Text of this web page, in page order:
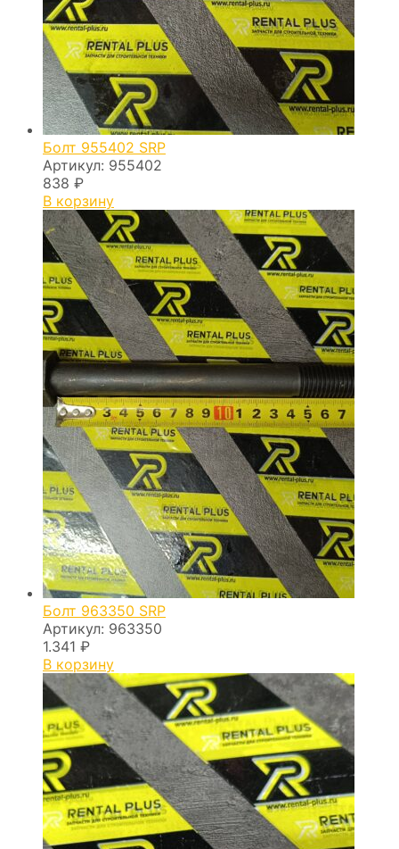
Болт 955402 SRP
Артикул: 955402
838 ₽
В корзину
Болт 963350 SRP
Артикул: 963350
1.341 ₽
В корзину